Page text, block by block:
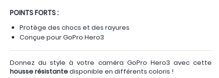
POINTS FORTS :
Protège des chocs et des rayures
Conçue pour GoPro Hero3
Donnez du style à votre caméra GoPro Hero3 avec cette
housse résistantedisponible en différents coloris !